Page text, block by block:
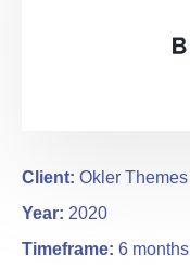
Client: Okler Themes
Year: 2020
Timeframe: 6 months